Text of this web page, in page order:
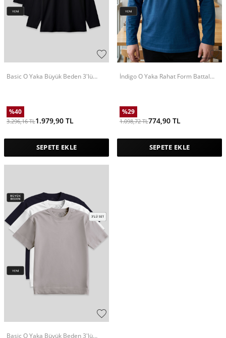
Basic O Yaka Büyük Beden 3'lü
%40
3.296,16TL1.979,90 TL
SEPETE EKLE
İndigo O Yaka Rahat Form Battal
%29
1.098,72TL774,90 TL
SEPETE EKLE
Basic O Yaka Büyük Beden 3'lü